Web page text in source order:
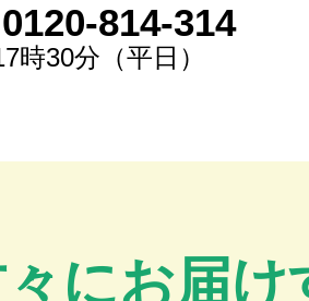
814-314
時30分（平日）
にお届け